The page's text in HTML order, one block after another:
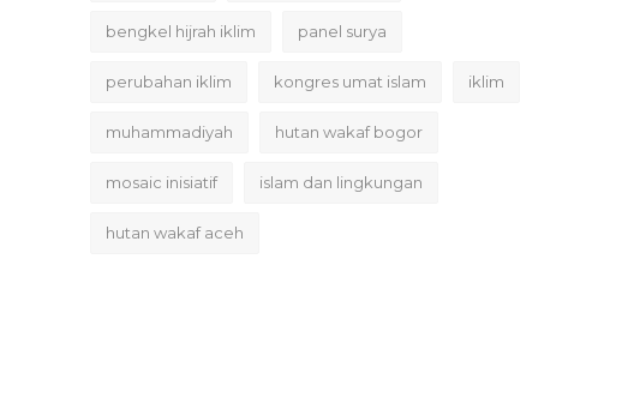
bengkel hijrah iklim panel surya
perubahan iklim kongres umat islam iklim
muhammadiyah hutan wakaf bogor
mosaic inisiatif islam dan lingkungan
hutan wakaf aceh